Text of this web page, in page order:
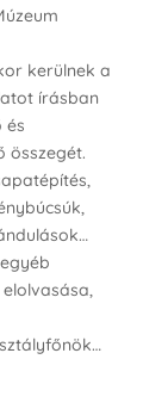
kerülnek a
írásban
és
összegét.